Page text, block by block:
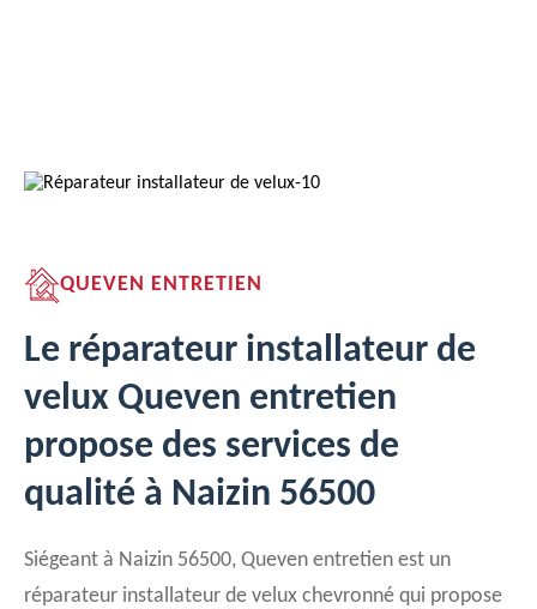
QUEVEN ENTRETIEN
Le réparateur installateur de
velux Queven entretien
propose des services de
qualité à Naizin 56500
Siégeant à Naizin 56500, Queven entretien est un
réparateur installateur de velux chevronné qui propose